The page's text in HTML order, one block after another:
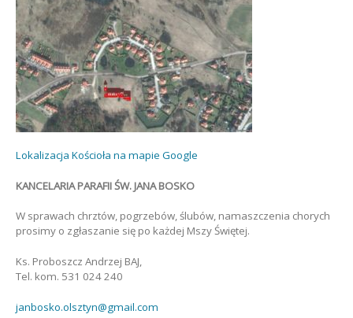
Lokalizacja Kościoła na mapie Google
KANCELARIA PARAFII ŚW. JANA BOSKO
W sprawach chrztów, pogrzebów, ślubów, namaszczenia chorych
prosimy o zgłaszanie się po każdej Mszy Świętej.
Ks. Proboszcz Andrzej BAJ,
Tel. kom. 531 024 240
janbosko.olsztyn@gmail.com